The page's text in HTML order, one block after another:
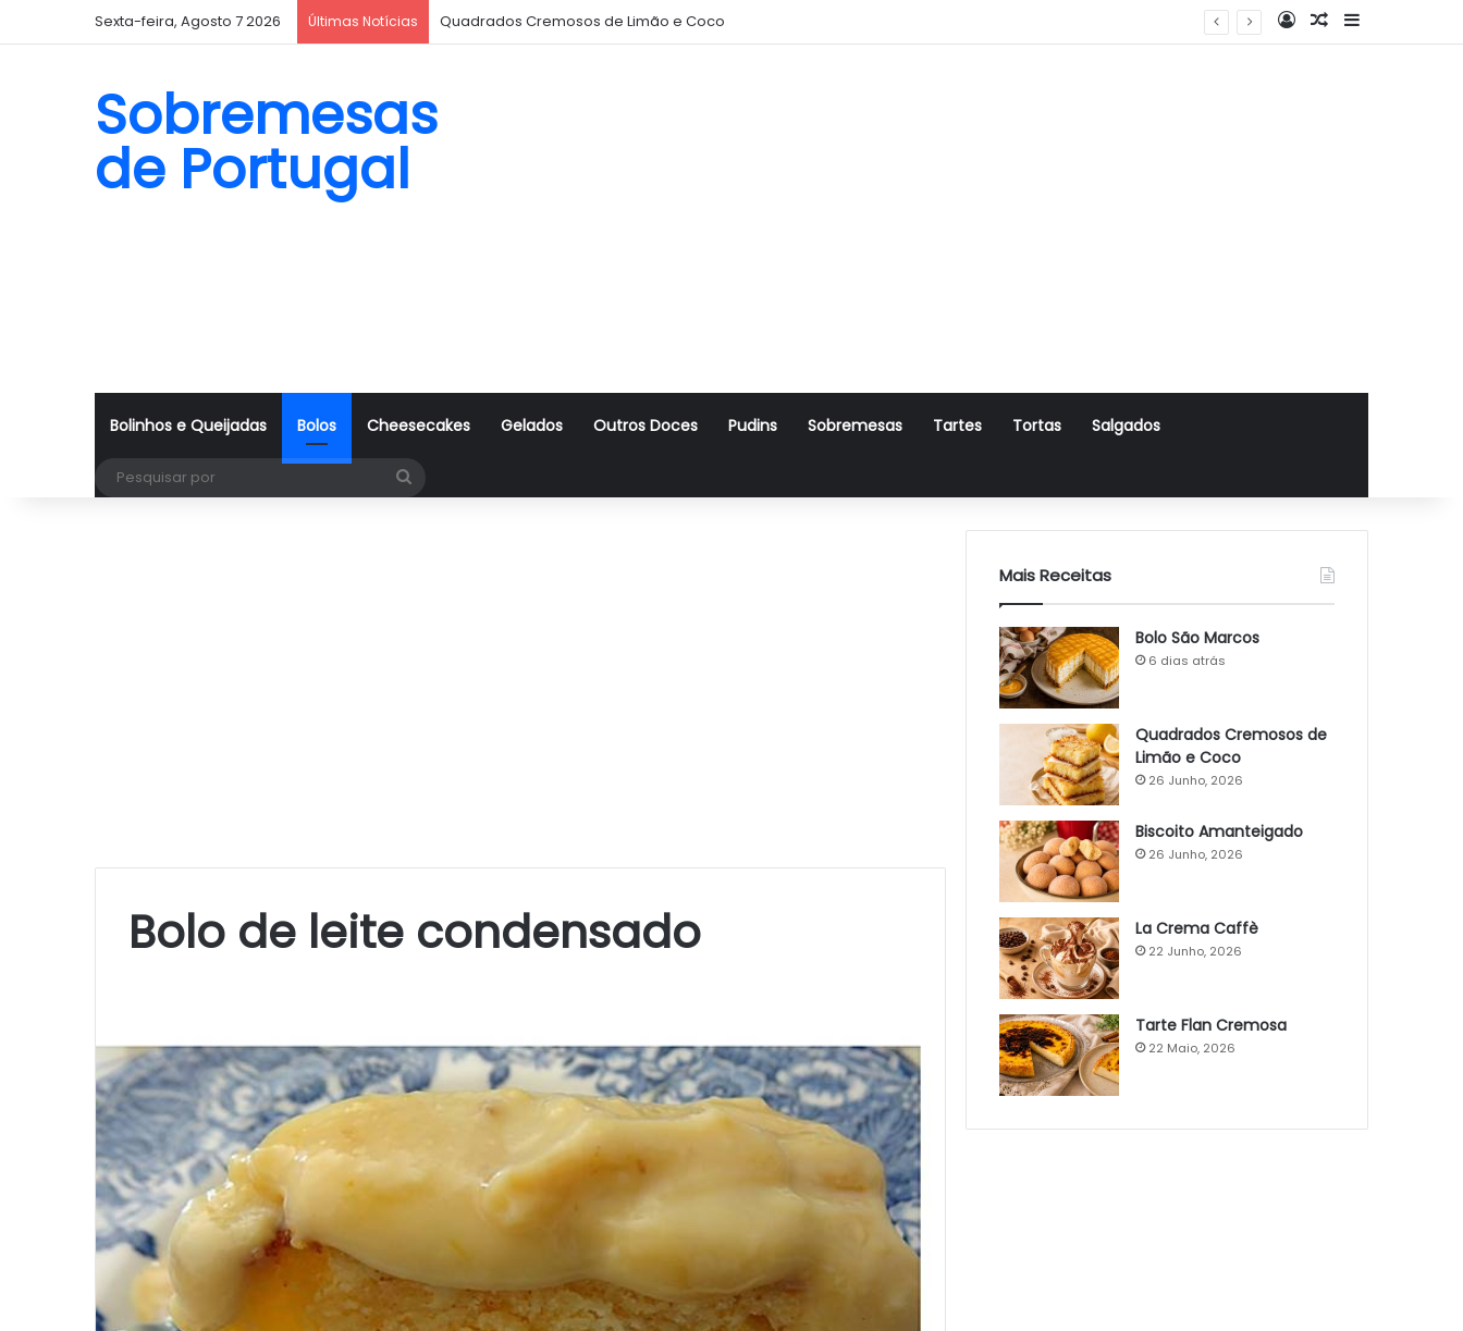
Sexta-feira, Agosto 7 2026 Últimas Notícias Quadrados Cremosos de Limão e Coco Log InArtigo Aleatório
Sidebar
Sobremesas
de Portugal
Bolinhos e Queijadas Bolos Cheesecakes Gelados Outros Doces Pudins Sobremesas Tartes Tortas Salgados
Bolo de leite condensado
Mais Receitas
Bolo São Marcos
6 dias atrás
Quadrados Cremosos de
Limão e Coco
26 Junho, 2026
Biscoito Amanteigado
26 Junho, 2026
La Crema Caffè
22 Junho, 2026
Tarte Flan Cremosa
22 Maio, 2026